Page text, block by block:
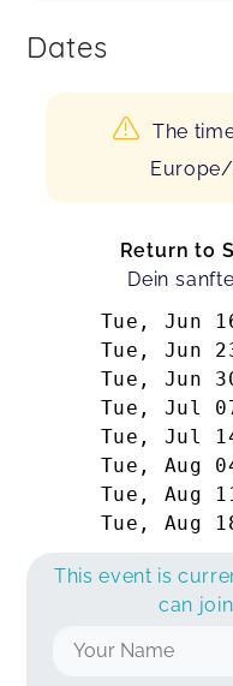
Dates
The
Return to
Dein
Tue, Jun
Tue, Jun
Tue, Jun
Tue, Jul
Tue, Jul
Tue, Aug
Tue, Aug
Tue, Aug
This event is
can